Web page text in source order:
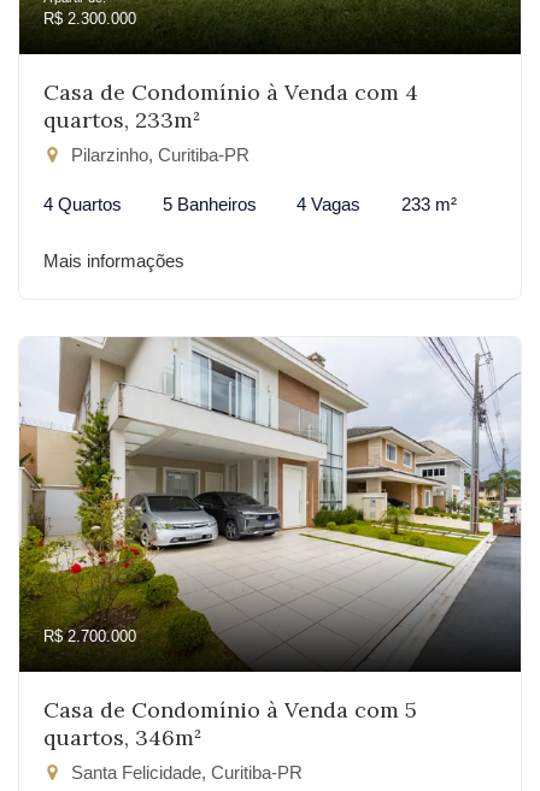
R$ 2.300.000
Casa de Condomínio à Venda com 4
quartos, 233m²
Pilarzinho, Curitiba-PR
4 Quartos 5 Banheiros 4 Vagas 233 m²
Mais informações
R$ 2.700.000
Casa de Condomínio à Venda com 5
quartos, 346m²
Santa Felicidade, Curitiba-PR